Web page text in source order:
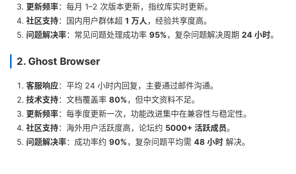
更新频率：每月 1–2 次版本更新，指纹库实时更新。
社区支持：国内用户群体超 1 万人，经验共享度高。
问题解决率：常见问题处理成功率 95%，复杂问题解决周期 24 小时。
2. Ghost Browser
客服响应：平均 24 小时内回复，主要通过邮件沟通。
技术支持：文档覆盖率 80%，但中文资料不足。
更新频率：每季度更新一次，功能改进集中在兼容性与稳定性。
社区支持：海外用户活跃度高，论坛约 5000+ 活跃成员。
问题解决率：成功率约 90%，复杂问题平均需 48 小时 解决。